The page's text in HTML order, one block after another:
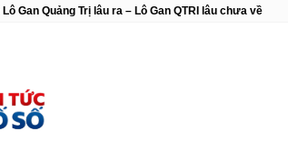
Lô Gan Quảng Trị lâu ra – Lô Gan QTRI lâu chưa về